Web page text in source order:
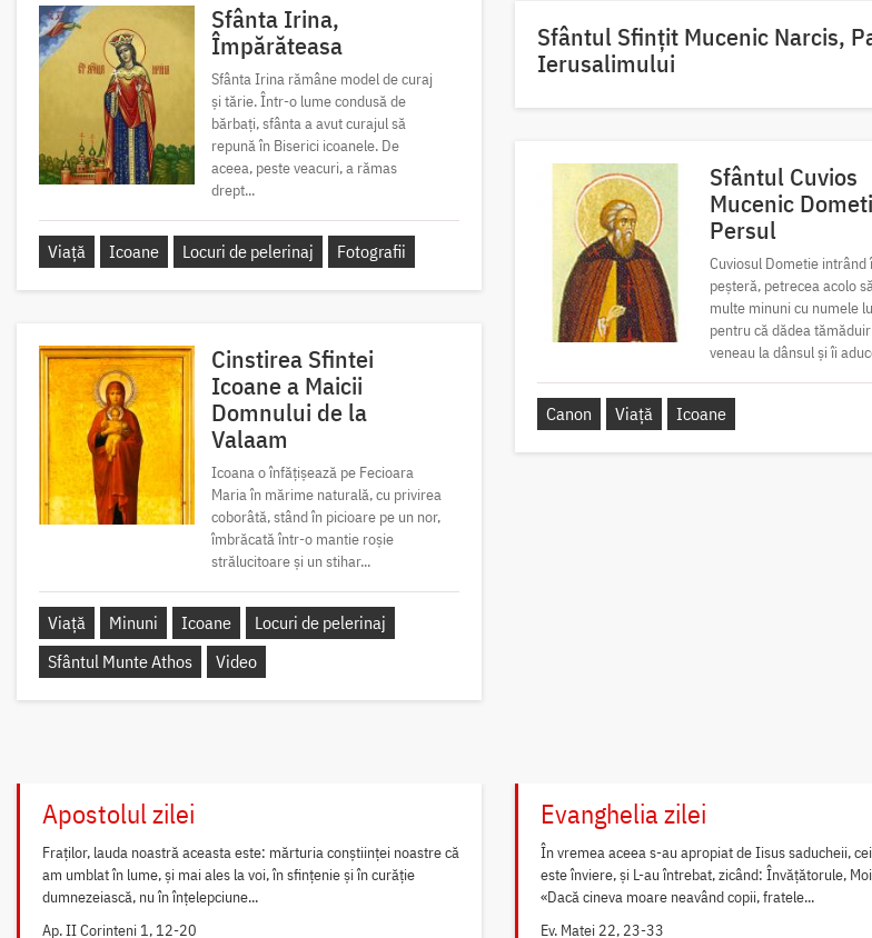
Sfânta Irina,
Împărăteasa
Sfânta Irina rămâne model de curaj
și tărie. Într-o lume condusă de
bărbați, sfânta a avut curajul să
repună în Biserici icoanele. De
aceea, peste veacuri, a rămas
drept...
Viață Icoane Locuri de pelerinaj Fotografii
Sfântul Sfinţit Mucenic Narcis,
Ierusalimului
Sfântul Cuvios
Mucenic
Persul
Cuviosul Dometie intrând
peșteră, petrecea acolo
multe minuni cu numele
pentru că dădea
veneau la dânsul și îi
Canon Viață Icoane
Cinstirea Sfintei
Icoane a Maicii
Domnului de la
Valaam
Icoana o înfățișează pe Fecioara
Maria în mărime naturală, cu privirea
coborâtă, stând în picioare pe un nor,
îmbrăcată într-o mantie roșie
strălucitoare și un stihar...
Viață Minuni Icoane
Locuri de pelerinaj
Sfântul Munte Athos
Video
Apostolul zilei
Fraților, lauda noastră aceasta este: mărturia conștiinței noastre că
am umblat în lume, și mai ales la voi, în sfințenie și în curăție
dumnezeiască, nu în înțelepciune...
Ap. II Corinteni 1, 12-20
Evanghelia zilei
În vremea aceea s-au apropiat de Iisus saducheii,
este înviere, și L-au întrebat, zicând: Învățătorule,
«Dacă cineva moare neavând copii, fratele...
Ev. Matei 22, 23-33